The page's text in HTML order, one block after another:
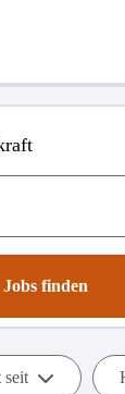
Jobs finden
seit